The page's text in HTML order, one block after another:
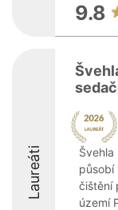
9.8
Laureáti
působí
čištění
území